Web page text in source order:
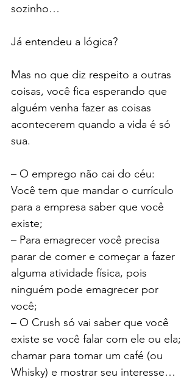
sozinho…
Já entendeu a lógica?
Mas no que diz respeito a outras
coisas, você fica esperando que
alguém venha fazer as coisas
acontecerem quando a vida é só
sua.
– O emprego não cai do céu:
Você tem que mandar o currículo
para a empresa saber que você
existe;
– Para emagrecer você precisa
parar de comer e começar a fazer
alguma atividade física, pois
ninguém pode emagrecer por
você;
– O Crush só vai saber que você
existe se você falar com ele ou ela;
chamar para tomar um café (ou
Whisky) e mostrar seu interesse…